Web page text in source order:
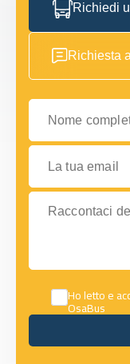
Richiedi
Richiesta
Nome completo
La tua email
Raccontaci dei
Ho letto e
OsaBus